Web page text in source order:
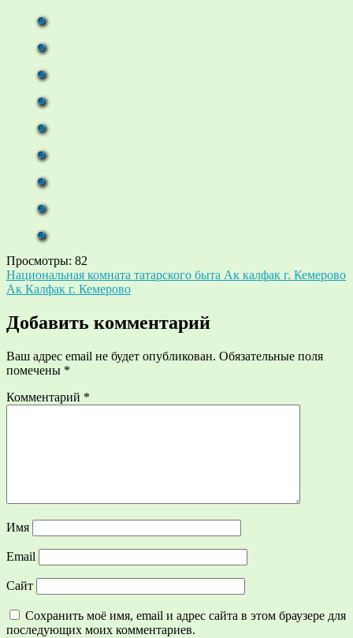
Просмотры: 82
Навигация
по
записям
Национальная комната татарского быта Ак калфак г. Кемерово
Ак Калфак г. Кемерово
Добавить комментарий
Ваш адрес email не будет опубликован. Обязательные поля
помечены *
Комментарий *
Имя
Email
Сайт
Сохранить моё имя, email и адрес сайта в этом браузере для
последующих моих комментариев.